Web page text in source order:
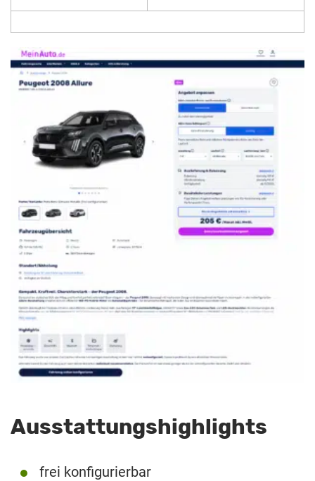
Ausstattungshighlights
frei konfigurierbar